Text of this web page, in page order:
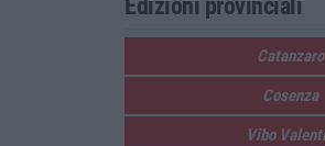
Edizioni provinciali
Catanzaro
Cosenza
Vibo